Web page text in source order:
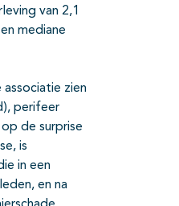
van 2,1
mediane
zien
perifeer
de surprise
is
in een
en na